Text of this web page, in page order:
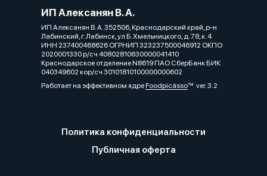
ИП Алексанян В. А.
ИП Алексанян В. А. 352506, Краснодарский край, р-н
Лабинский, г. Лабинск, ул Б.Хмельницкого, д. 78, к. 4
ИНН 237400468626 ОГРНИП 323237500046912 ОКПО
2020001330 р/сч 40802810630000041410
Краснодарское отделение N8619 ПАО СберБанк БИК
040349602 кор/сч 30101810100000000602
Работает на эффективном ядреFoodpicássover. 3.2
Политика конфиденциальности
Публичная оферта